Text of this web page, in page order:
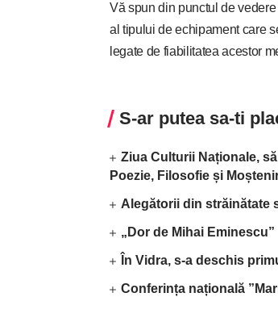
Vă spun din punctul de
al tipului de echipament care
legate de fiabilitatea acestor
S-ar putea sa-ti
Ziua Culturii Naționale,
Poezie, Filosofie și
Alegătorii din străinătate
„Dor de Mihai Eminescu”
În Vidra, s-a deschis
Conferința națională